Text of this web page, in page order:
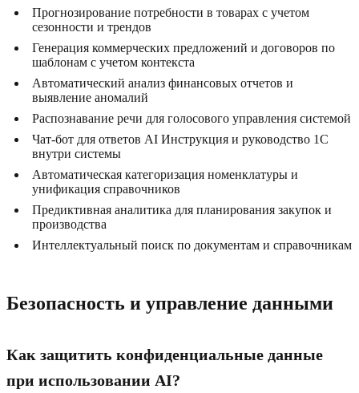
Прогнозирование потребности в товарах с учетом
сезонности и трендов
Генерация коммерческих предложений и договоров по
шаблонам с учетом контекста
Автоматический анализ финансовых отчетов и
выявление аномалий
Распознавание речи для голосового управления системой
Чат-бот для ответов AI Инструкция и руководство 1C
внутри системы
Автоматическая категоризация номенклатуры и
унификация справочников
Предиктивная аналитика для планирования закупок и
производства
Интеллектуальный поиск по документам и справочникам
Безопасность и управление данными
Как защитить конфиденциальные данные
при использовании AI?